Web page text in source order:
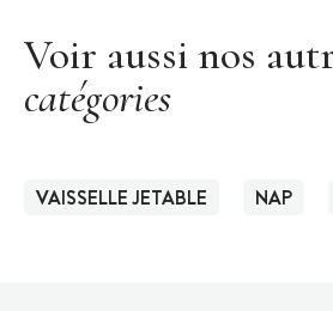
Voir aussi nos
catégories
VAISSELLE JETABLE NAP